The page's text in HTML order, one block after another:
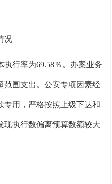
况
执行率为69.58％ 。办案业务
范围支出。公安专项因素经
专用，严格按照上级下达和
现执行数偏离预算数额较大